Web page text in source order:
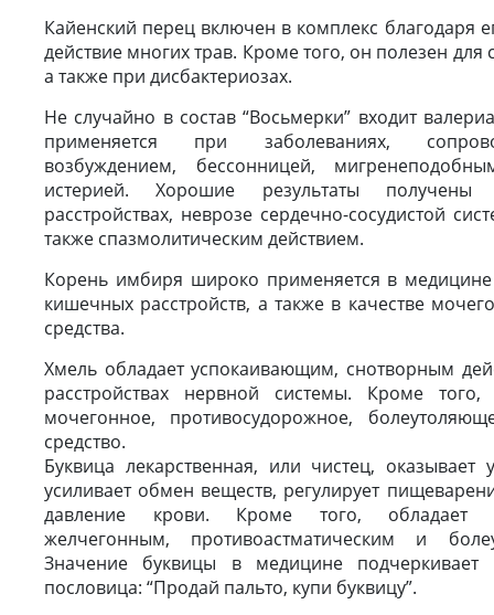
Кайенский перец включен в комплекс благодаря
действие многих трав. Кроме того, он полезен
а также при дисбактериозах.
Не случайно в состав “Восьмерки” входит
применяется при заболеваниях,
возбуждением, бессонницей,
истерией. Хорошие результаты получены
расстройствах, неврозе сердечно-сосудистой
также спазмолитическим действием.
Корень имбиря широко применяется в
кишечных расстройств, а также в качестве
средства.
Хмель обладает успокаивающим, снотворным
расстройствах нервной системы. Кроме
мочегонное, противосудорожное,
средство.
Буквица лекарственная, или чистец, оказывает
усиливает обмен веществ, регулирует
давление крови. Кроме того, обладает
желчегонным, противоастматическим и
Значение буквицы в медицине подчеркивает
пословица: “Продай пальто, купи буквицу”.